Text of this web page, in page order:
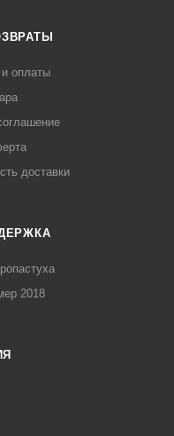
и оплаты
доставки
2018